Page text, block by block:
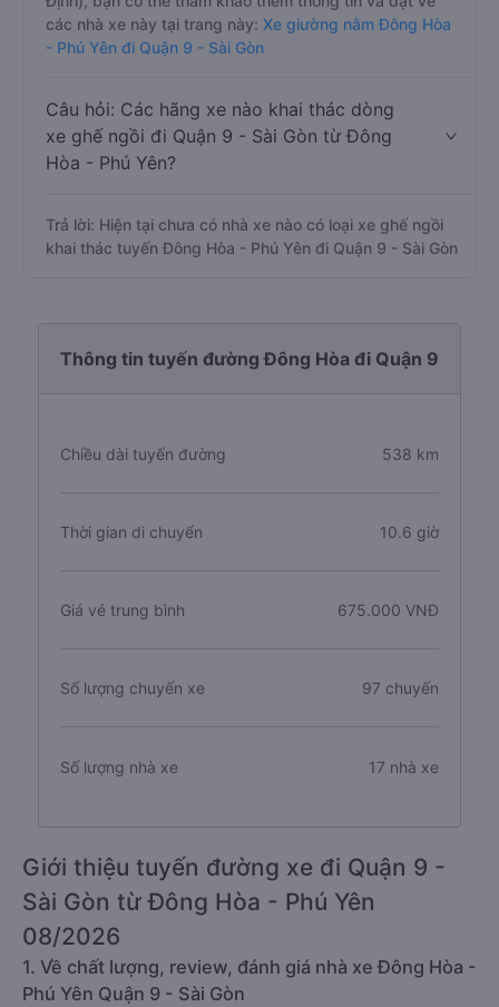
các nhà xe này tại trang này: Xe giường nằm Đông Hòa
- Phú Yên đi Quận 9 - Sài Gòn
Câu hỏi: Các hãng xe nào khai thác dòng
xe ghế ngồi đi Quận 9 - Sài Gòn từ Đông
Hòa - Phú Yên?
Trả lời: Hiện tại chưa có nhà xe nào có loại xe ghế ngồi
khai thác tuyến Đông Hòa - Phú Yên đi Quận 9 - Sài Gòn
Thông tin tuyến đường Đông Hòa đi Quận 9
Chiều dài tuyến đường 538 km
Thời gian di chuyển 10.6 giờ
Giá vé trung bình 675.000 VNĐ
Số lượng chuyến xe 97 chuyến
Số lượng nhà xe 17 nhà xe
Giới thiệu tuyến đường xe đi Quận 9 -
Sài Gòn từ Đông Hòa - Phú Yên
08/2026
1. Về chất lượng, review, đánh giá nhà xe Đông Hòa -
Phú Yên Quận 9 - Sài Gòn